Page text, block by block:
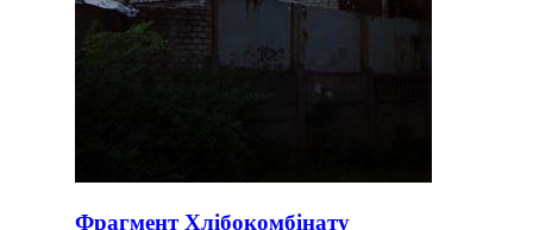
Фрагмент Хлібокомбінату